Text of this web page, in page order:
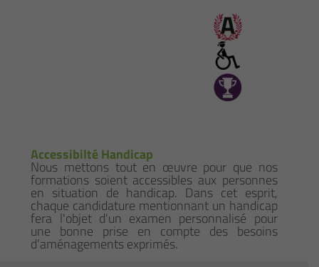
Accessibilté Handicap
Nous mettons tout en œuvre pour que nos
formations soient accessibles aux personnes
en situation de handicap. Dans cet esprit,
chaque candidature mentionnant un handicap
fera l'objet d'un examen personnalisé pour
une bonne prise en compte des besoins
d’aménagements exprimés.